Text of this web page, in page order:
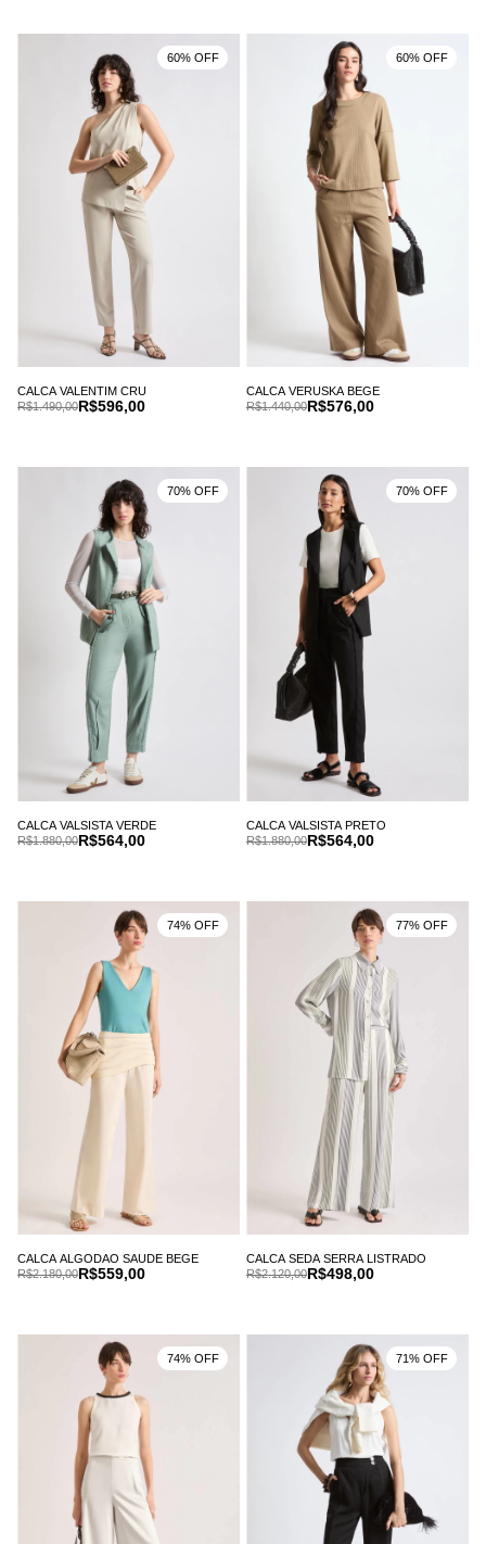
CALCA VALENTIM CRU
R$596,00
R$1.490,00
60% OFF
CALCA VERUSKA BEGE
R$576,00
R$1.440,00
60% OFF
CALCA VALSISTA VERDE
R$564,00
R$1.880,00
70% OFF
CALCA VALSISTA PRETO
R$564,00
R$1.880,00
70% OFF
CALCA ALGODAO SAUDE BEGE
R$559,00
R$2.180,00
74% OFF
CALCA SEDA SERRA LISTRADO
R$498,00
R$2.120,00
77% OFF
74% OFF 71% OFF